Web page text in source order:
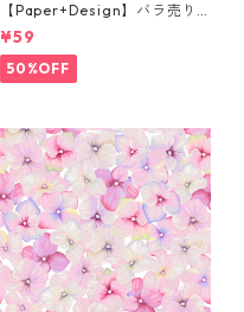
【Paper+Design】バラ売り2
枚 カクテルサイズ ペーパーナ
プキン Martini ブラック
¥59
50%OFF